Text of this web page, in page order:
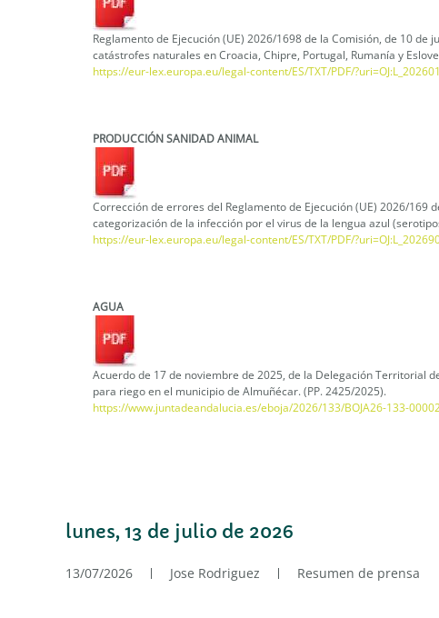
Reglamento de Ejecución (UE) 2026/1698 de la Comisión, de 10
catástrofes naturales en Croacia, Chipre, Portugal, Rumanía y
https://eur-lex.europa.eu/legal-content/ES/TXT/PDF/
PRODUCCIÓN SANIDAD ANIMAL
Corrección de errores del Reglamento de Ejecución (UE) 2026/169
categorización de la infección por el virus de la lengua azul
https://eur-lex.europa.eu/legal-content/ES/TXT/PDF/
AGUA
Acuerdo de 17 de noviembre de 2025, de la Delegación Territorial
para riego en el municipio de Almuñécar. (PP. 2425/2025).
https://www.juntadeandalucia.es/eboja/2026/133/BOJA26-133-
lunes, 13 de julio de 2026
13/07/2026 Jose Rodriguez Resumen de prensa